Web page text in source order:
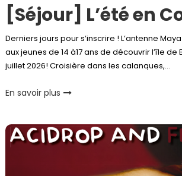
[Séjour] L’été en
Derniers jours pour s’inscrire ! L’antenne
aux jeunes de 14 à17 ans de découvrir l’île de
juillet 2026! Croisière dans les calanques,…
En savoir plus